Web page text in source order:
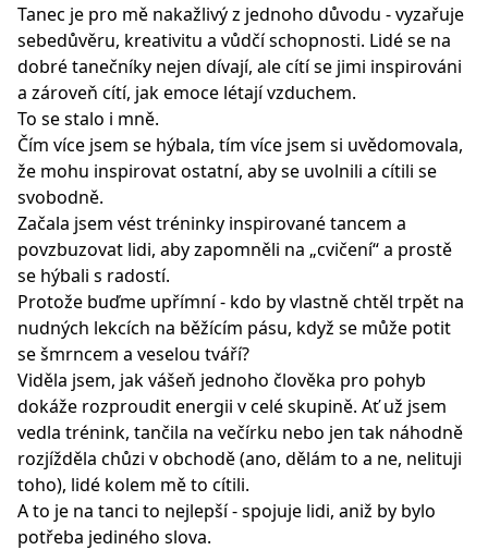
Tanec je pro mě nakažlivý z jednoho důvodu - vyzařuje
sebedůvěru, kreativitu a vůdčí schopnosti. Lidé se na
dobré tanečníky nejen dívají, ale cítí se jimi inspirováni
a zároveň cítí, jak emoce létají vzduchem.
To se stalo i mně.
Čím více jsem se hýbala, tím více jsem si uvědomovala,
že mohu inspirovat ostatní, aby se uvolnili a cítili se
svobodně.
Začala jsem vést tréninky inspirované tancem a
povzbuzovat lidi, aby zapomněli na „cvičení“ a prostě
se hýbali s radostí.
Protože buďme upřímní - kdo by vlastně chtěl trpět na
nudných lekcích na běžícím pásu, když se může potit
se šmrncem a veselou tváří?
Viděla jsem, jak vášeň jednoho člověka pro pohyb
dokáže rozproudit energii v celé skupině. Ať už jsem
vedla trénink, tančila na večírku nebo jen tak náhodně
rozjížděla chůzi v obchodě (ano, dělám to a ne, nelituji
toho), lidé kolem mě to cítili.
A to je na tanci to nejlepší - spojuje lidi, aniž by bylo
potřeba jediného slova.